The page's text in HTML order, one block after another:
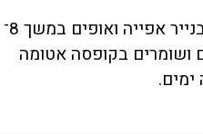
6. מניחים על תבנית מרופדת בנייר אפייה ואופים במשך 8־
ושומרים בקופסה אטומה